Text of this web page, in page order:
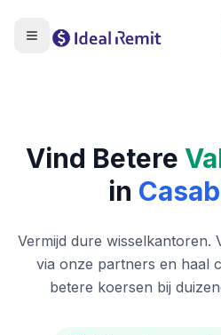
Vind Betere
in
Vermijd dure wisselkantoren.
via onze partners en haal
betere koersen bij